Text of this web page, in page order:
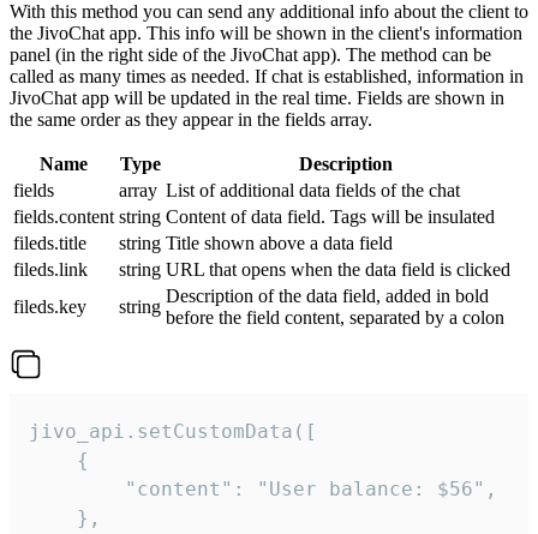
With this method you can send any additional info about the client to
the JivoChat app. This info will be shown in the client's information
panel (in the right side of the JivoChat app). The method can be
called as many times as needed. If chat is established, information in
JivoChat app will be updated in the real time. Fields are shown in
the same order as they appear in the fields array.
Name Type
Description
fields
array List of additional data fields of the chat
fields.content string Content of data field. Tags will be insulated
fileds.title
string Title shown above a data field
fileds.link
string URL that opens when the data field is clicked
fileds.key
string
Description of the data field, added in bold
before the field content, separated by a colon
jivo_api.setCustomData([
    {
        "content": "User balance: $56",
    },